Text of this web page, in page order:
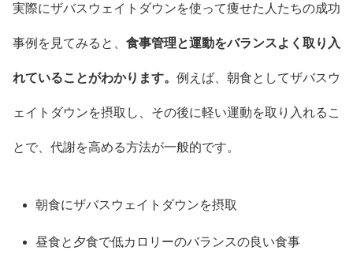
実際にザバスウェイトダウンを使って痩せた人たちの成功
事例を見てみると、 食事管理と運動をバランスよく取り入
れていることがわかります。 例えば、朝食としてザバスウ
ェイトダウンを摂取し、その後に軽い運動を取り入れるこ
とで、代謝を高める方法が一般的です。
朝食にザバスウェイトダウンを摂取
昼食と夕食で低カロリーのバランスの良い食事